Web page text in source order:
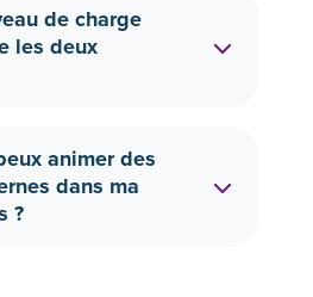
de charge
les deux
animer des
dans ma
?